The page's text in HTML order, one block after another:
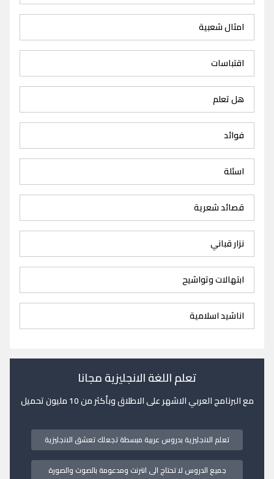
امثال شعبية
اقتباسات
هل تعلم
فوائد
اسئلة
قصائد شعرية
نزار قباني
ابتهالات وتواشيح
اناشيد اسلامية
تعلم اللغة الانجليزية مجانا
مع البرنامج العربي الاشهر على الاطلاق وبأكثر من 10 مليون تحميل
تعلم الانجليزية بدروس عربية مبسطة تجعلك تعشق الانجليزية
جميع الدروس لا تحتاج الى انترنت ومدعومة بالصوت والصورة